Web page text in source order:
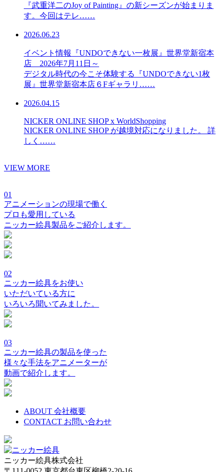
『武重洋二のJoy of Painting』の新シーズンが始まりま
す。今回はテレ……
2026.06.23
イベント情報『UNDOできない一枚展』世界堂新宿本
店 2026年7月11日～
デジタル時代の今こそ体験する『UNDOできない1枚
展』世界堂新宿本店６Fギャラリ……
2026.04.15
NICKER ONLINE SHOP x WorldShopping
NICKER ONLINE SHOP が越境対応になりました。 詳
しく……
VIEW MORE
01
アニメーションの現場で働く
プロも愛用している
ニッカー絵具製品をご紹介します。
02
ニッカー絵具をお使い
いただいている方に
いろいろ聞いてみました。
03
ニッカー絵具の製品を使った
様々な手法をアニメーターが
動画で紹介します。
ABOUT 会社概要
CONTACT お問い合わせ
ニッカー絵具株式会社